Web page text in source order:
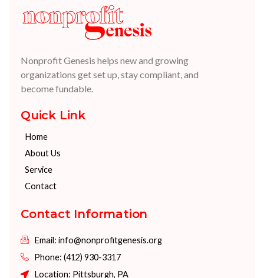
Nonprofit Genesis helps new and growing
organizations get set up, stay compliant, and
become fundable.
Quick Link
Home
About Us
Service
Contact
Contact Information
Email: info@nonprofitgenesis.org
Phone: (412) 930-3317
Location: Pittsburgh, PA